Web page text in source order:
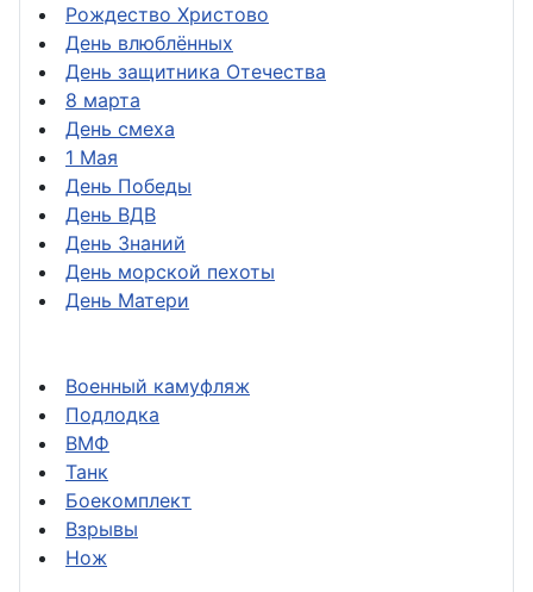
Рождество Христово
День влюблённых
День защитника Отечества
8 марта
День смеха
1 Мая
День Победы
День ВДВ
День Знаний
День морской пехоты
День Матери
Военный камуфляж
Подлодка
ВМФ
Танк
Боекомплект
Взрывы
Нож